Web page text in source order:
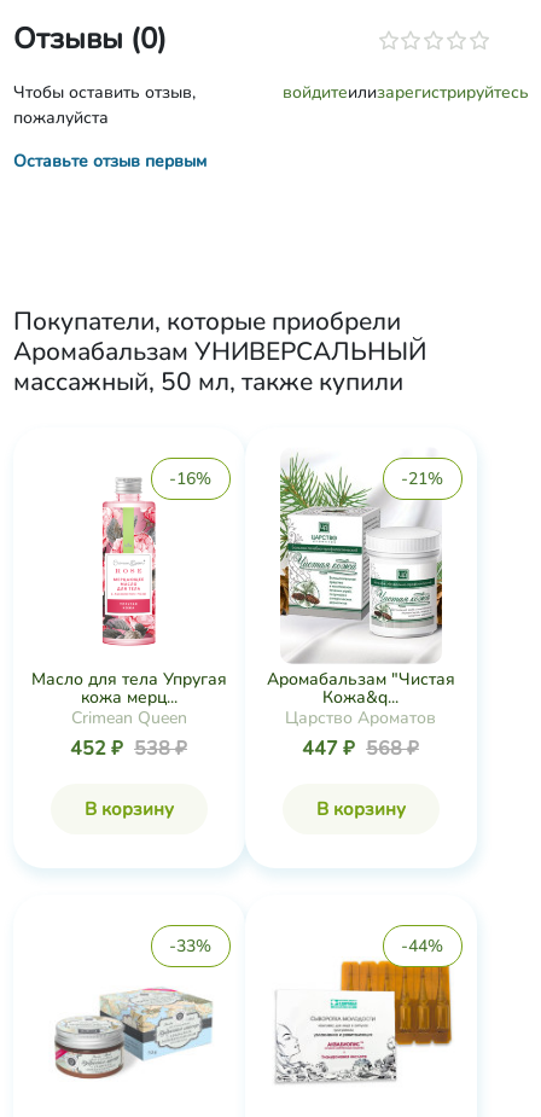
Отзывы (0)
Чтобы оставить отзыв,
пожалуйста
войдитеилизарегистрируйтесь
Оставьте отзыв первым
Покупатели, которые приобрели
Аромабальзам УНИВЕРСАЛЬНЫЙ
массажный, 50 мл, также купили
-16%
Масло для тела Упругая
кожа мерц...
Crimean Queen
452 ₽ 538 ₽
В корзину
-21%
Аромабальзам "Чистая
Кожа&q...
Царство Ароматов
447 ₽ 568 ₽
В корзину
-33% -44%